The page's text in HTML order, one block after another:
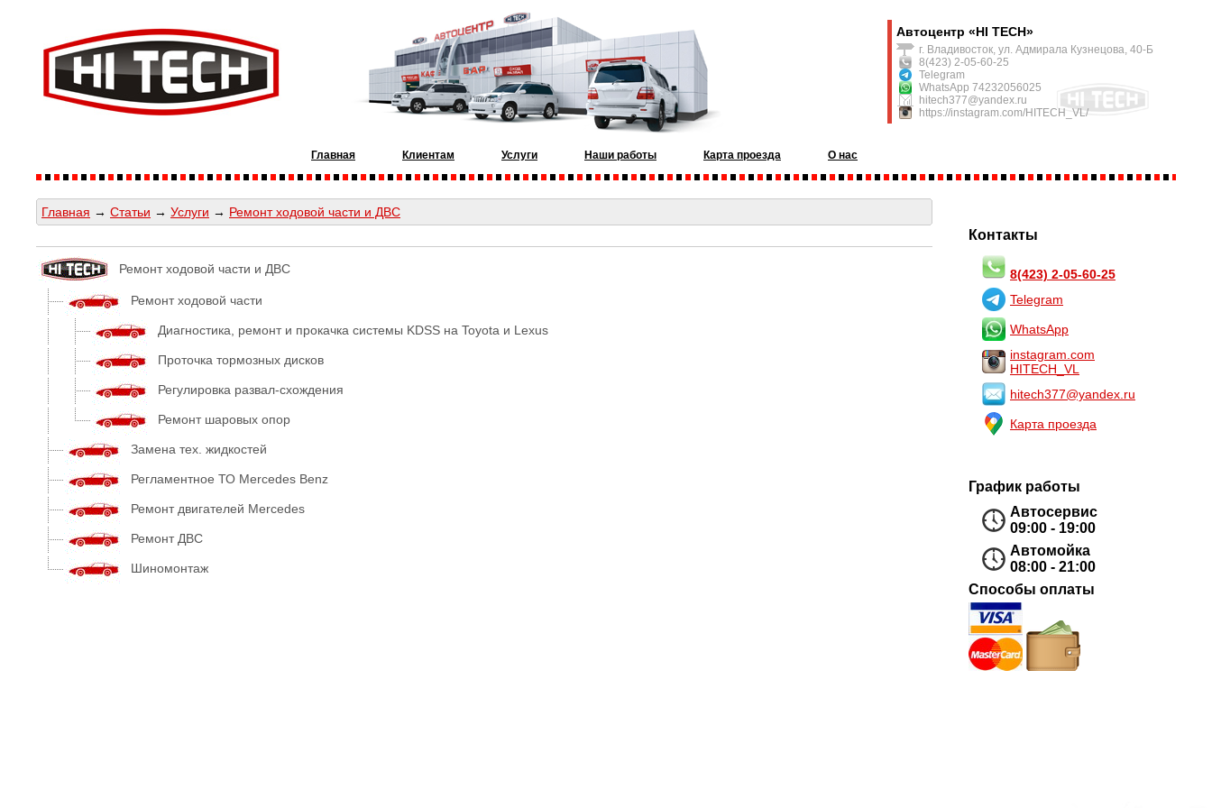
Автоцентр «HI TECH»
г. Владивосток, ул. Адмирала Кузнецова, 40-Б
8(423) 2-05-60-25
Telegram
WhatsApp 74232056025
hitech377@yandex.ru
https://instagram.com/HITECH_VL/
Главная Клиентам Услуги Наши работы Карта проезда О нас
Главная → Статьи → Услуги → Ремонт ходовой части и ДВС
Ремонт ходовой части и ДВС
Ремонт ходовой части
Диагностика, ремонт и прокачка системы KDSS на Toyota и Lexus
Проточка тормозных дисков
Регулировка развал-схождения
Ремонт шаровых опор
Замена тех. жидкостей
Регламентное ТО Mercedes Benz
Ремонт двигателей Mercedes
Ремонт ДВС
Шиномонтаж
Контакты
8(423) 2-05-60-25
Telegram
WhatsApp
instagram.com
HITECH_VL
hitech377@yandex.ru
Карта проезда
График работы
Автосервис
09:00 - 19:00
Автомойка
08:00 - 21:00
Способы оплаты